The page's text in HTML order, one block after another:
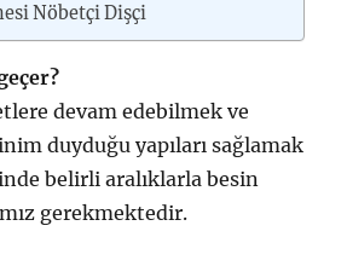
Nöbetçi Dişçi
devam edebilmek ve
duyduğu yapıları sağlamak
belirli aralıklarla besin
gerekmektedir.